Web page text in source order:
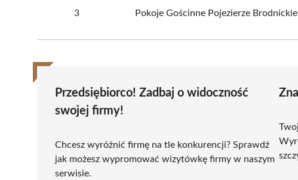
3 Pokoje Gościnne Pojezierze Brodnickie
Przedsiębiorco! Zadbaj o widoczność
swojej firmy!
Chcesz wyróżnić firmę na tle konkurencji? Sprawdź
jak możesz wypromować wizytówkę firmy w naszym
serwisie.